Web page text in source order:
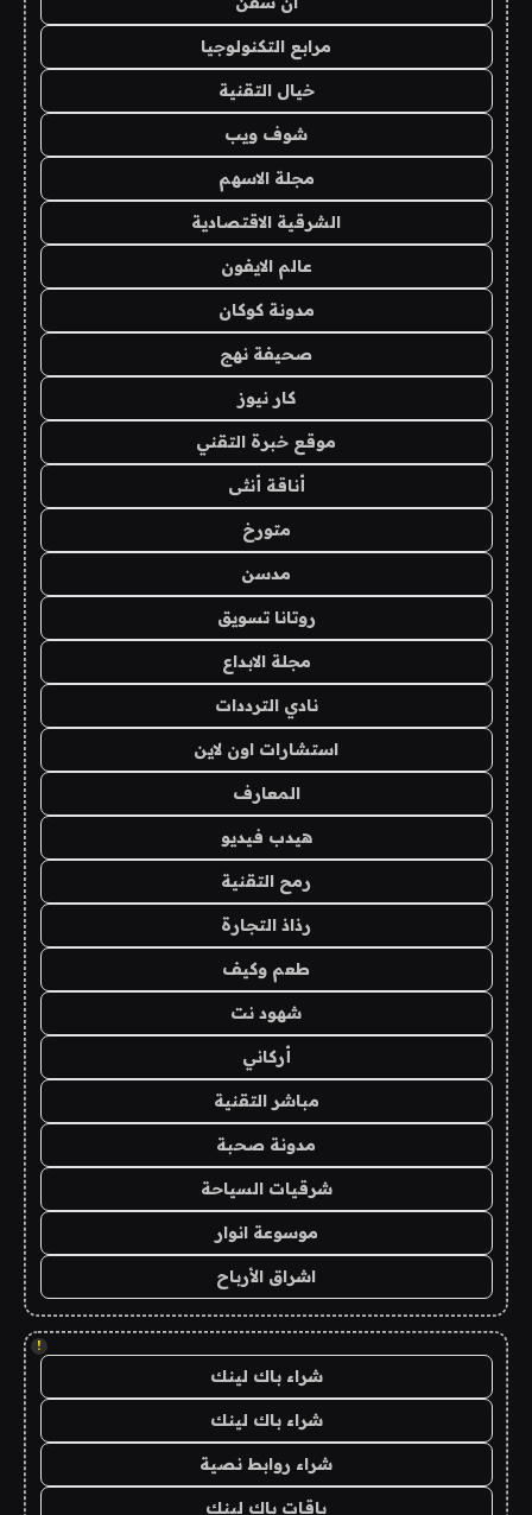
مرابع التكنولوجيا
خيال التقنية
شوف ويب
مجلة الاسهم
الشرقية الاقتصادية
عالم الايفون
مدونة كوكان
صحيفة نهج
كار نيوز
موقع خبرة التقني
أناقة أنثى
متورخ
مدسن
روتانا تسويق
مجلة الابداع
نادي الترددات
استشارات اون لاين
المعارف
هيدب فيديو
رمح التقنية
رذاذ التجارة
طعم وكيف
شهود نت
أركاني
مباشر التقنية
مدونة صحبة
شرقيات السياحة
موسوعة انوار
اشراق الأرباح
!
شراء باك لينك
شراء باك لينك
شراء روابط نصية
باقات باك لينك